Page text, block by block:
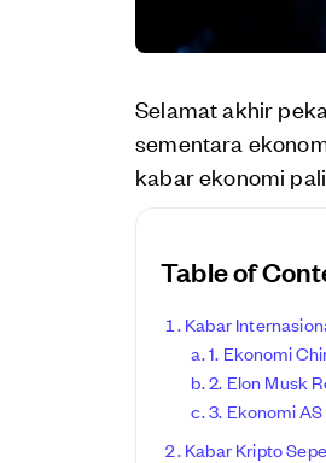
Selamat akhir
sementara
kabar ekonomi
Table of
Kabar
1. Ekonomi
2. Elon Musk
3. Ekonomi
Kabar Kripto